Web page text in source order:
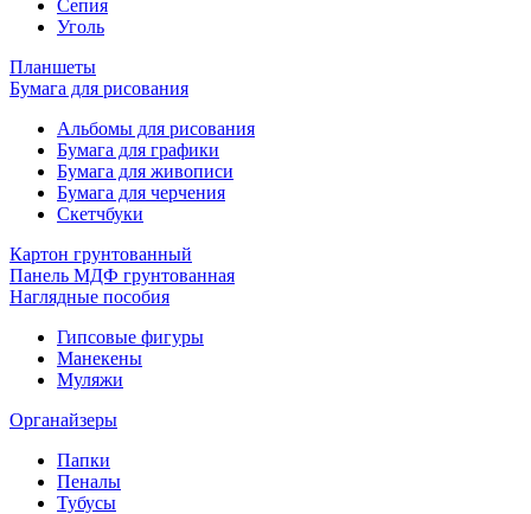
Сепия
Уголь
Планшеты
Бумага для рисования
Альбомы для рисования
Бумага для графики
Бумага для живописи
Бумага для черчения
Скетчбуки
Картон грунтованный
Панель МДФ грунтованная
Наглядные пособия
Гипсовые фигуры
Манекены
Муляжи
Органайзеры
Папки
Пеналы
Тубусы